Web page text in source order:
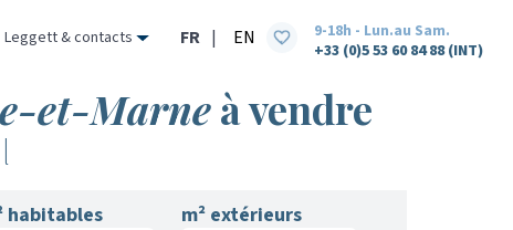
Leggett & contacts FR | EN
9-18h - Lun.au Sam.
+33 (0)5 53 60 84 88 (INT)
et-Marneà vendre
habitables m² extérieurs